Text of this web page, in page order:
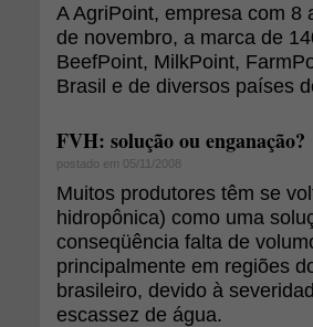
A AgriPoint, empresa com 8
de novembro, a marca de
BeefPoint, MilkPoint,
Brasil e de diversos países
FVH: solução ou enganação?
postado em 05/11/2008
Muitos produtores têm se
hidropônica) como uma
conseqüência falta de
principalmente em regiões
brasileiro, devido à
escassez de água.